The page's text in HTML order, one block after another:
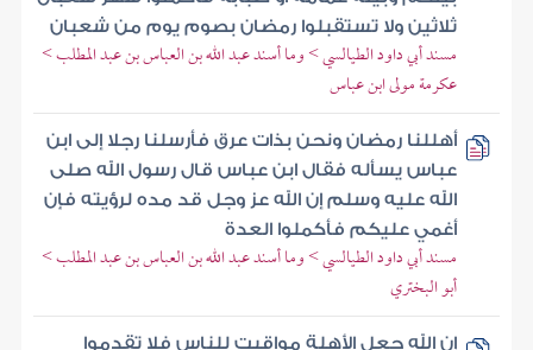
ثلاثين ولا تستقبلوا رمضان بصوم يوم من شعبان
مسند أبي داود الطيالسي > وما أسند عبد الله بن العباس بن عبد المطلب >
عكرمة مولى ابن عباس
أهللنا رمضان ونحن بذات عرق فأرسلنا رجلا إلى ابن
عباس يسأله فقال ابن عباس قال رسول الله صلى
الله عليه وسلم إن الله عز وجل قد مده لرؤيته فإن
أغمي عليكم فأكملوا العدة
مسند أبي داود الطيالسي > وما أسند عبد الله بن العباس بن عبد المطلب >
أبو البختري
إن الله جعل الأهلة مواقيت للناس فلا تقدموا